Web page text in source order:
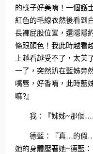
的樣子好美唷！一個護
紅色的毛線衣然後看到
長褲屁股位置，還隱隱
條跟顏色！我此時越看
上越看越受不了，太美
一了，突然趴在藍姊旁
嘴唇，好香唷，此時藍
嘛?』
我：『姊姊~那個
德藍：『真…的假
她的身體壓著她~德藍